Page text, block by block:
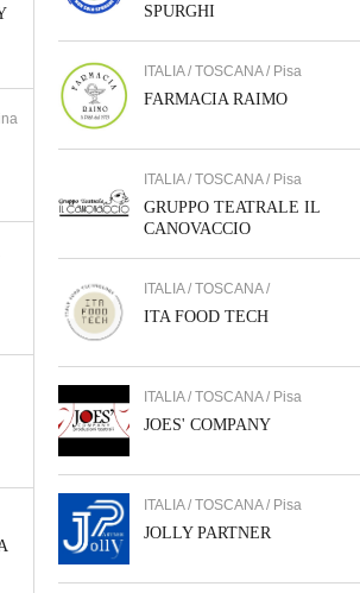
SPURGHI
ITALIA / TOSCANA / Pisa
FARMACIA RAIMO
ITALIA / TOSCANA / Pisa
GRUPPO TEATRALE IL
CANOVACCIO
ITALIA / TOSCANA /
ITA FOOD TECH
ITALIA / TOSCANA / Pisa
JOES' COMPANY
ITALIA / TOSCANA / Pisa
JOLLY PARTNER